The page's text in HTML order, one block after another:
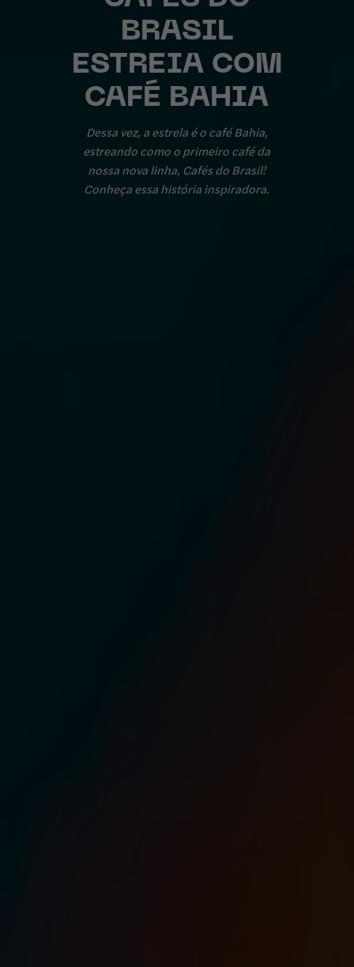
BRASIL
ESTREIA COM
CAFÉ BAHIA
Dessa vez, a estrela é o café Bahia,
estreando como o primeiro café da
nossa nova linha, Cafés do Brasil!
Conheça essa história inspiradora.